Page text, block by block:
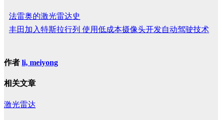
法雷奥的激光雷达史
丰田加入特斯拉行列 使用低成本摄像头开发自动驾驶技术
作者 li, meiyong
相关文章
激光雷达